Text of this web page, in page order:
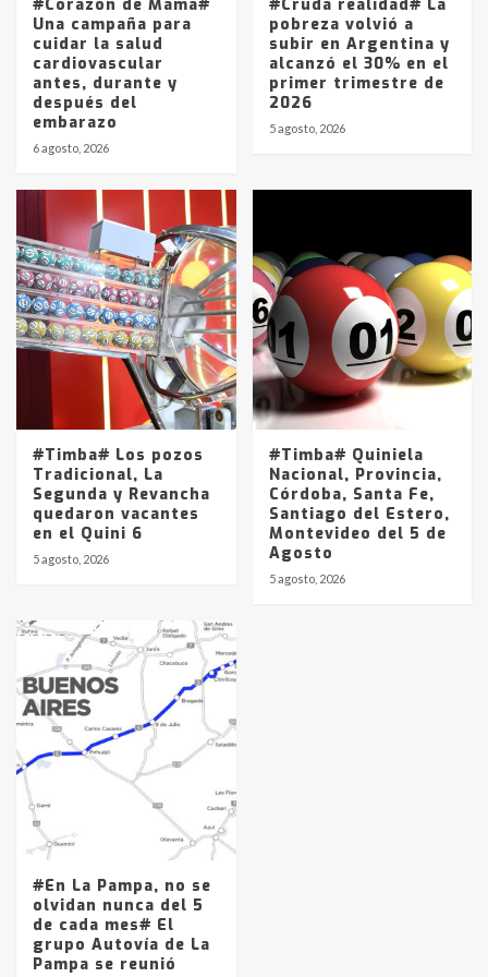
#Corazón de Mamá#
Una campaña para
cuidar la salud
cardiovascular
antes, durante y
después del
embarazo
6 agosto, 2026
#Cruda realidad# La
pobreza volvió a
subir en Argentina y
alcanzó el 30% en el
primer trimestre de
2026
5 agosto, 2026
#Timba# Los pozos
Tradicional, La
Segunda y Revancha
quedaron vacantes
en el Quini 6
5 agosto, 2026
#Timba# Quiniela
Nacional, Provincia,
Córdoba, Santa Fe,
Santiago del Estero,
Montevideo del 5 de
Agosto
5 agosto, 2026
#En La Pampa, no se
olvidan nunca del 5
de cada mes# El
grupo Autovía de La
Pampa se reunió